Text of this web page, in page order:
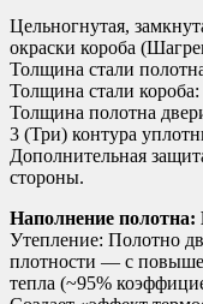
Цельногнутая,
окраски короба
Толщина стали
Толщина стали
Толщина полотна
3 (Три) контура
Дополнительная
стороны.
Наполнение
Утепление: Полотно
плотности — с
тепла (~95%